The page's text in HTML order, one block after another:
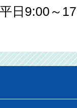
9:00～